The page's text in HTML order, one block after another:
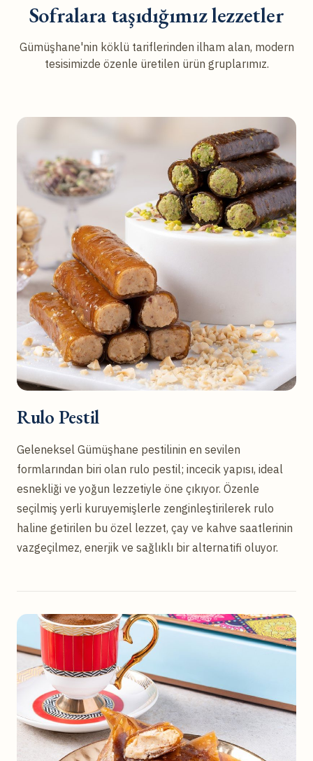
Sofralara taşıdığımız lezzetler
Gümüşhane'nin köklü tariflerinden ilham alan, modern
tesisimizde özenle üretilen ürün gruplarımız.
Rulo Pestil
Geleneksel Gümüşhane pestilinin en sevilen
formlarından biri olan rulo pestil; incecik yapısı, ideal
esnekliği ve yoğun lezzetiyle öne çıkıyor. Özenle
seçilmiş yerli kuruyemişlerle zenginleştirilerek rulo
haline getirilen bu özel lezzet, çay ve kahve saatlerinin
vazgeçilmez, enerjik ve sağlıklı bir alternatifi oluyor.